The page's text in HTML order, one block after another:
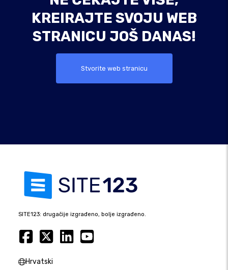
KREIRAJTE SVOJU WEB
STRANICU JOŠ DANAS!
Stvorite web stranicu
SITE123: drugačije izgrađeno, bolje izgrađeno.
Hrvatski